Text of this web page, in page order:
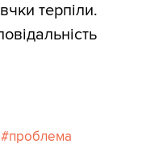
терпіли.
проблема